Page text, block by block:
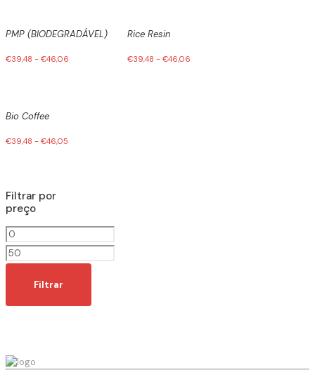
PMP (BIODEGRADÁVEL)
€39,48 - €46,06
Rice Resin
€39,48 - €46,06
Bio Coffee
€39,48 - €46,05
Filtrar por
preço
Preço
mínimo
Preço
Filtrar